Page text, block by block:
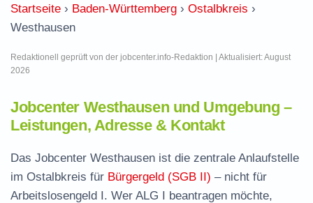
Startseite › Baden-Württemberg › Ostalbkreis ›
Westhausen
Redaktionell geprüft von der jobcenter.info-Redaktion | Aktualisiert: August
2026
Jobcenter Westhausen und Umgebung –
Leistungen, Adresse & Kontakt
Das Jobcenter Westhausen ist die zentrale Anlaufstelle
im Ostalbkreis für Bürgergeld (SGB II) – nicht für
Arbeitslosengeld I. Wer ALG I beantragen möchte,